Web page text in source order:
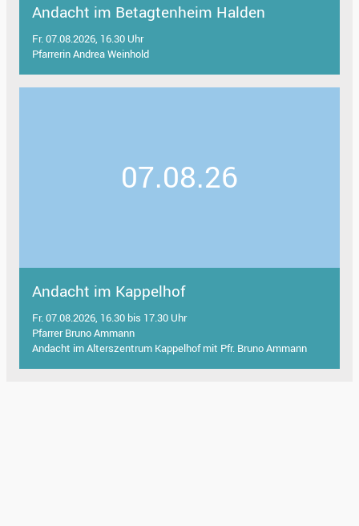
Andacht im Betagtenheim Halden
Fr. 07.08.2026, 16.30 Uhr
Pfarrerin Andrea Weinhold
07.08.26
Andacht im Kappelhof
Fr. 07.08.2026, 16.30 bis 17.30 Uhr
Pfarrer Bruno Ammann
Andacht im Alterszentrum Kappelhof mit Pfr. Bruno Ammann